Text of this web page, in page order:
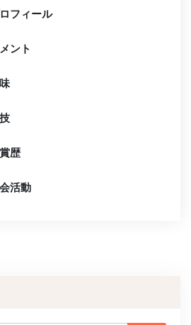
フィール
ント
歴
活動